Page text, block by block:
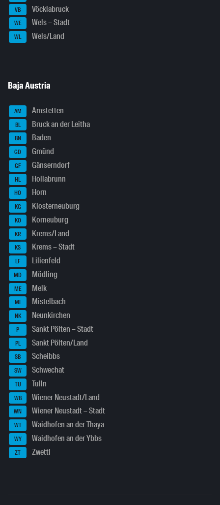
VB Vöcklabruck
WE Wels – Stadt
WL Wels/Land
Baja Austria
AM Amstetten
BL Bruck an der Leitha
BN Baden
GD Gmünd
GF Gänserndorf
HL Hollabrunn
HO Horn
KG Klosterneuburg
KO Korneuburg
KR Krems/Land
KS Krems – Stadt
LF Lilienfeld
MD Mödling
ME Melk
MI Mistelbach
NK Neunkirchen
P Sankt Pölten – Stadt
PL Sankt Pölten/Land
SB Scheibbs
SW Schwechat
TU Tulln
WB Wiener Neustadt/Land
WN Wiener Neustadt – Stadt
WT Waidhofen an der Thaya
WY Waidhofen an der Ybbs
ZT Zwettl